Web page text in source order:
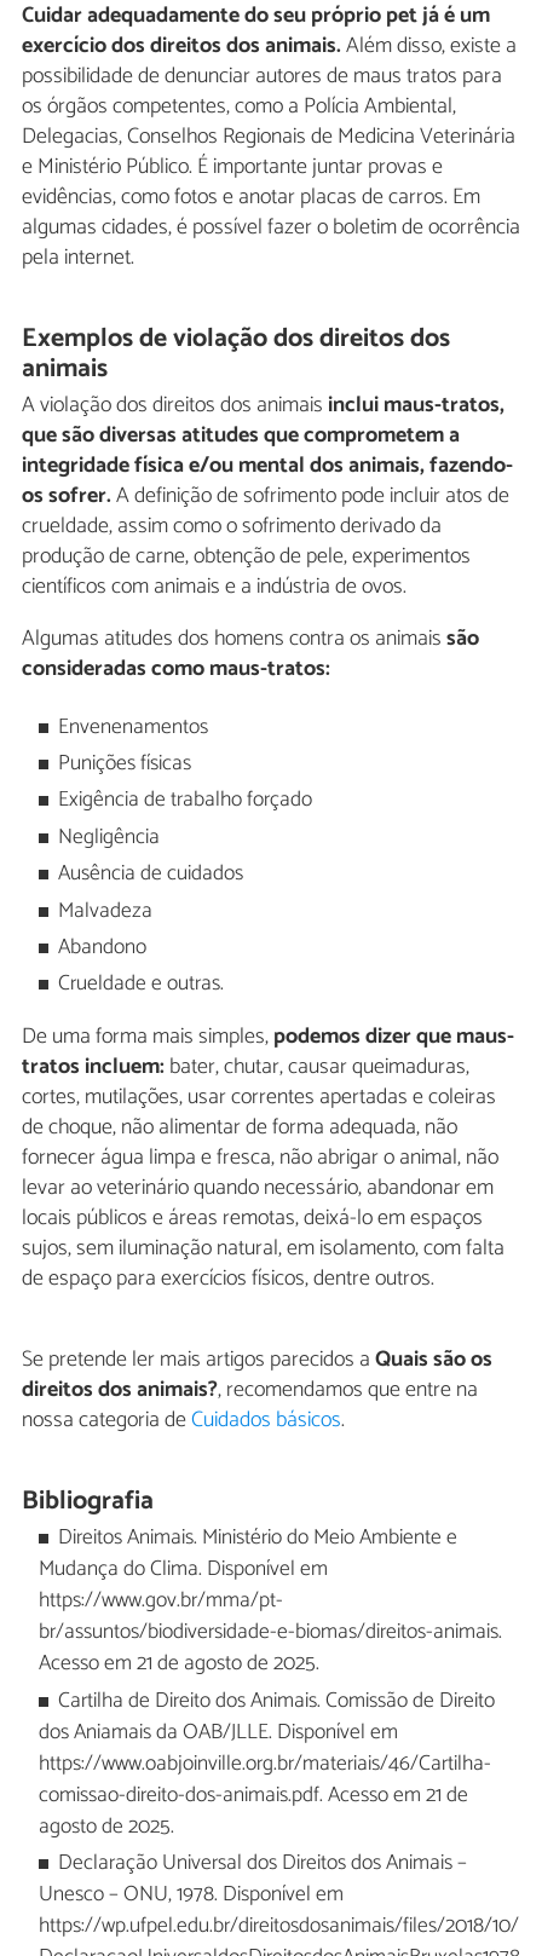
Cuidar adequadamente do seu próprio pet já é um
exercício dos direitos dos animais.Além disso, existe a
possibilidade de denunciar autores de maus tratos para
os órgãos competentes, como a Polícia Ambiental,
Delegacias, Conselhos Regionais de Medicina Veterinária
e Ministério Público. É importante juntar provas e
evidências, como fotos e anotar placas de carros. Em
algumas cidades, é possível fazer o boletim de ocorrência
pela internet.
Exemplos de violação dos direitos dos
animais
A violação dos direitos dos animais inclui maus-tratos,
que são diversas atitudes que comprometem a
integridade física e/ou mental dos animais, fazendo-
os sofrer.A definição de sofrimento pode incluir atos de
crueldade, assim como o sofrimento derivado da
produção de carne, obtenção de pele, experimentos
científicos com animais e a indústria de ovos.
Algumas atitudes dos homens contra os animaissão
consideradas como maus-tratos:
Envenenamentos
Punições físicas
Exigência de trabalho forçado
Negligência
Ausência de cuidados
Malvadeza
Abandono
Crueldade e outras.
De uma forma mais simples,podemos dizer que maus-
tratos incluem:bater, chutar, causar queimaduras,
cortes, mutilações, usar correntes apertadas e coleiras
de choque, não alimentar de forma adequada, não
fornecer água limpa e fresca, não abrigar o animal, não
levar ao veterinário quando necessário, abandonar em
locais públicos e áreas remotas, deixá-lo em espaços
sujos, sem iluminação natural, em isolamento, com falta
de espaço para exercícios físicos, dentre outros.
Se pretende ler mais artigos parecidos aQuais são os
direitos dos animais?, recomendamos que entre na
nossa categoria deCuidados básicos.
Bibliografia
Direitos Animais. Ministério do Meio Ambiente e
Mudança do Clima. Disponível em
https://www.gov.br/mma/pt-
br/assuntos/biodiversidade-e-biomas/direitos-animais.
Acesso em 21 de agosto de 2025.
Cartilha de Direito dos Animais. Comissão de Direito
dos Aniamais da OAB/JLLE. Disponível em
https://www.oabjoinville.org.br/materiais/46/Cartilha-
comissao-direito-dos-animais.pdf. Acesso em 21 de
agosto de 2025.
Declaração Universal dos Direitos dos Animais –
Unesco – ONU, 1978. Disponível em
https://wp.ufpel.edu.br/direitosdosanimais/files/2018/10/